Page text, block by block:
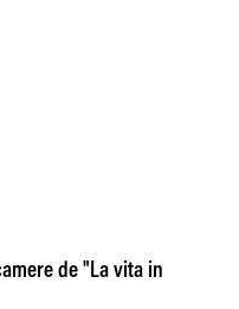
de "La vita in